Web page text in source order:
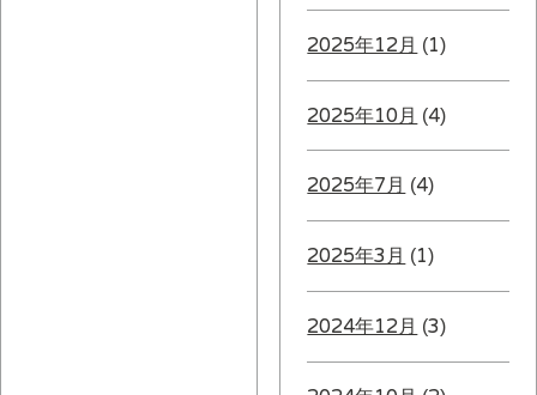
2025年12月 (1)
2025年10月 (4)
2025年7月 (4)
2025年3月 (1)
2024年12月 (3)